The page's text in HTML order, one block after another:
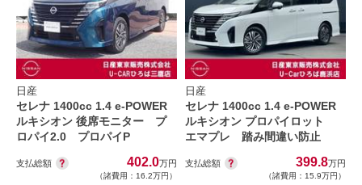
日産
セレナ 1400cc 1.4 e-POWER
ルキシオン 後席モニター プ
ロパイ2.0 プロパイP
支払総額 402.0万円
（諸費用：16.2万円）
日産
セレナ 1400cc 1.4 e-POWER
ルキシオン プロパイロット
エマプレ 踏み間違い防止
支払総額 399.8万円
（諸費用：15.9万円）